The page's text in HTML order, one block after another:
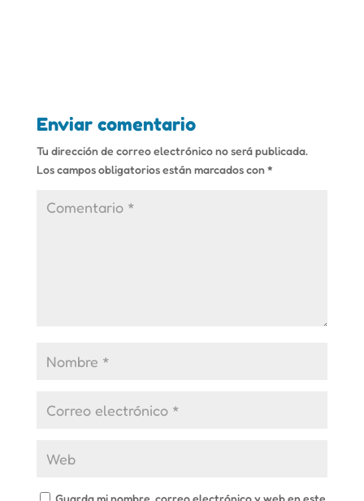
Enviar comentario
Tu dirección de correo electrónico no será publicada.
Los campos obligatorios están marcados con*
Guarda mi nombre, correo electrónico y web en este